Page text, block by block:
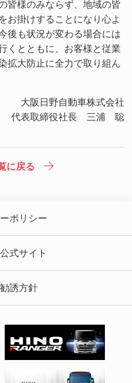
皆様のみならず、地域の皆
お掛けすることになり心よ
後も状況が変わる場合には
くとともに、お客様と従業
拡大防止に全力で取り組ん
大阪日野自動車株式会社
代表取締役社長 三浦 聡
に戻る
ポリシー
式サイト
誘方針